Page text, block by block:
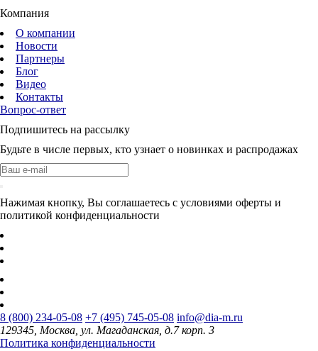
Компания
О компании
Новости
Партнеры
Блог
Видео
Контакты
Вопрос-ответ
Подпишитесь на рассылку
Будьте в числе первых, кто узнает о новинках и распродажах
Нажимая кнопку, Вы соглашаетесь с условиями оферты и
политикой конфиденциальности
8 (800) 234-05-08 +7 (495) 745-05-08 info@dia-m.ru
129345, Москва, ул. Магаданская, д.7 корп. 3
Политика конфиденциальности